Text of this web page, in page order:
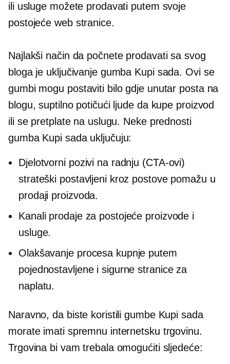
ili usluge možete prodavati putem svoje
postojeće web stranice.
Najlakši način da počnete prodavati sa svog
bloga je uključivanje gumba Kupi sada. Ovi se
gumbi mogu postaviti bilo gdje unutar posta na
blogu, suptilno potičući ljude da kupe proizvod
ili se pretplate na uslugu. Neke prednosti
gumba Kupi sada uključuju:
Djelotvorni pozivi na radnju (CTA-ovi)
strateški postavljeni kroz postove pomažu u
prodaji proizvoda.
Kanali prodaje za postojeće proizvode i
usluge.
Olakšavanje procesa kupnje putem
pojednostavljene i sigurne stranice za
naplatu.
Naravno, da biste koristili gumbe Kupi sada
morate imati spremnu internetsku trgovinu.
Trgovina bi vam trebala omogućiti sljedeće: